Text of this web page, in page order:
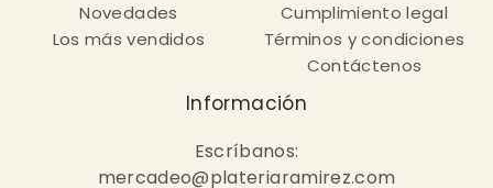
Novedades
Los más vendidos
Cumplimiento legal
Términos y condiciones
Contáctenos
Información
Escríbanos:
mercadeo@plateriaramirez.com